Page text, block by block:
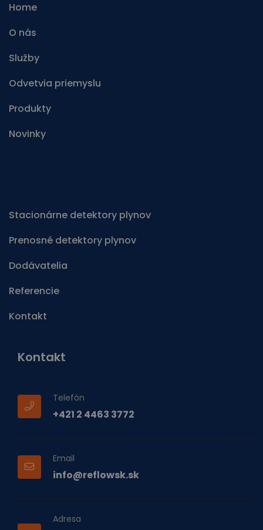
Home
O nás
Služby
Odvetvia priemyslu
Produkty
Novinky
Stacionárne detektory plynov
Prenosné detektory plynov
Dodávatelia
Referencie
Kontakt
Kontakt
Telefón
+421 2 4463 3772
Email
info@reflowsk.sk
Adresa